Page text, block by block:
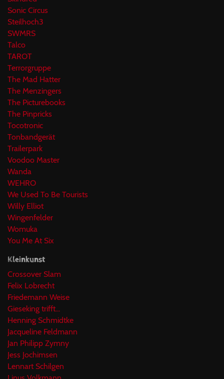
Sonic Circus
Steilhoch3
SWMRS
Talco
TAROT
Terrorgruppe
The Mad Hatter
The Menzingers
The Picturebooks
The Pinpricks
Tocotronic
Tonbandgerät
Trailerpark
Voodoo Master
Wanda
WEHRO
We Used To Be Tourists
Willy Elliot
Wingenfelder
Womuka
You Me At Six
Kleinkunst
Crossover Slam
Felix Lobrecht
Friedemann Weise
Gieseking trifft...
Henning Schmidtke
Jacqueline Feldmann
Jan Philipp Zymny
Jess Jochimsen
Lennart Schilgen